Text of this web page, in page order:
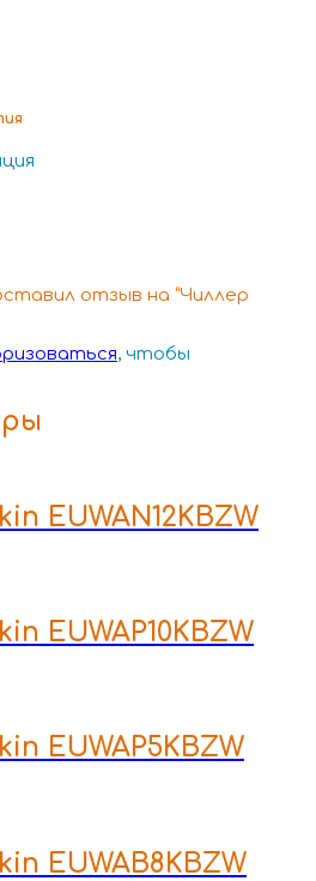
отзыв на “Чиллер
, чтобы
EUWAN12KBZW
EUWAP10KBZW
EUWAP5KBZW
EUWAB8KBZW